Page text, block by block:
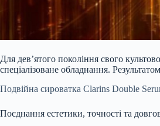
Для дев’ятого покоління свого
спеціалізоване обладнання.
Подвійна сироватка Clarins Double
Поєднання естетики, точності та